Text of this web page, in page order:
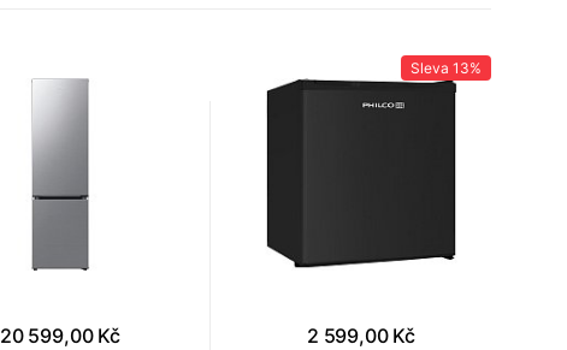
20 599,00 Kč
Sleva 13%
2 599,00 Kč